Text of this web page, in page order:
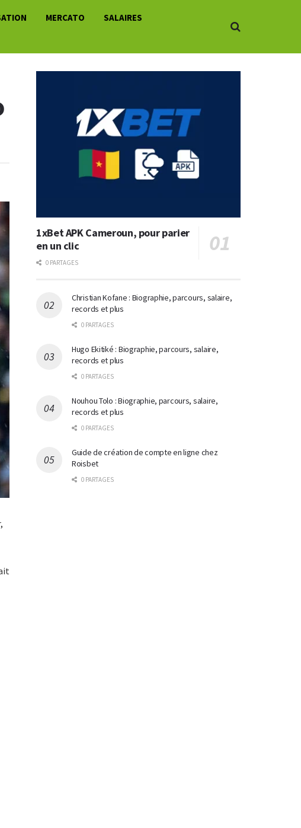
MERCATO
SALAIRES
1xBet APK Cameroun, pour parier
en un clic
0 PARTAGES
Christian Kofane : Biographie, parcours, salaire,
records et plus
0 PARTAGES
Hugo Ekitiké : Biographie, parcours, salaire,
records et plus
0 PARTAGES
Nouhou Tolo : Biographie, parcours, salaire,
records et plus
0 PARTAGES
Guide de création de compte en ligne chez
Roisbet
0 PARTAGES